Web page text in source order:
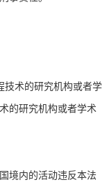
术的研究机构或者学
的研究机构或者学术
境内的活动违反本法